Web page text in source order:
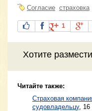
Согласие страховка
1
Хотите
Читайте также:
Страховая
судовладельцу, 16